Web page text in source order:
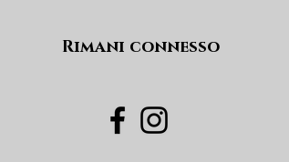
PENNYBLACK BLAZER IN
LIU JO SHORT CON
Rimani connesso